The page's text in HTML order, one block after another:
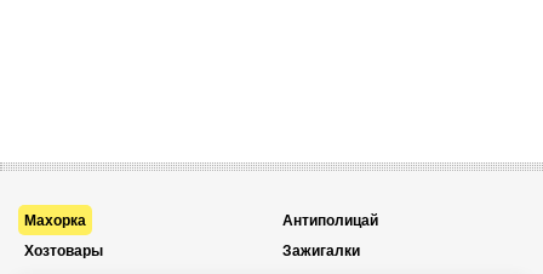
Махорка
Антиполицай
Хозтовары
Зажигалки